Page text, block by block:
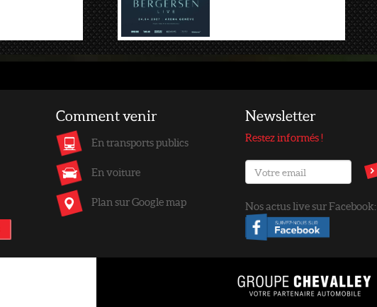
Comment venir
En transports publics
En voiture
Plan sur Google map
Newsletter
Restez informés !
Nos actus live sur Facebook: